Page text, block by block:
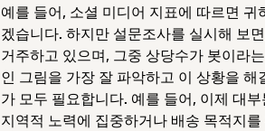
예를 들어, 소셜 미디어 지표에 따르면
겠습니다. 하지만 설문조사를 실시해 보
거주하고 있으며, 그중 상당수가 봇이라
인 그림을 가장 잘 파악하고 이 상황을
가 모두 필요합니다. 예를 들어, 이제 대
지역적 노력에 집중하거나 배송 목적지